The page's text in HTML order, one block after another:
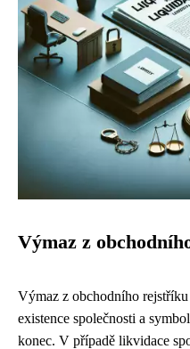
Výmaz z
Výmaz z obchodního
existence společnosti a
konec. V případě likvidace